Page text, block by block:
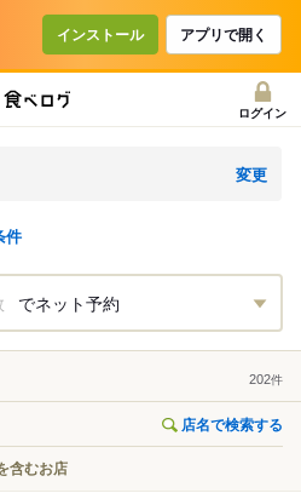
インストール アプリで開く
ログイン
変更
件
でネット予約
202件
店名で検索する
含むお店